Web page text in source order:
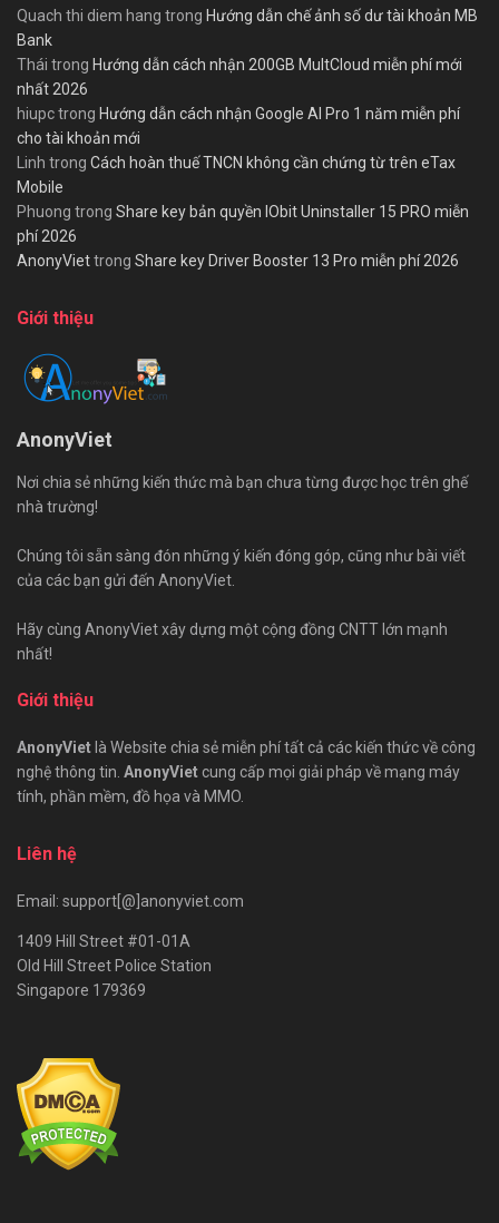
Quach thi diem hang trong Hướng dẫn chế ảnh số dư tài khoản MB
Bank
Thái trong Hướng dẫn cách nhận 200GB MultCloud miễn phí mới
nhất 2026
hiupctrong Hướng dẫn cách nhận Google AI Pro 1 năm miễn phí
cho tài khoản mới
Linh trong Cách hoàn thuế TNCN không cần chứng từ trên eTax
Mobile
Phuong trong Share key bản quyền IObit Uninstaller 15 PRO miễn
phí 2026
AnonyViettrong Share key Driver Booster 13 Pro miễn phí 2026
Giới thiệu
AnonyViet
Nơi chia sẻ những kiến thức mà bạn chưa từng được học trên ghế
nhà trường!
Chúng tôi sẵn sàng đón những ý kiến đóng góp, cũng như bài viết
của các bạn gửi đến AnonyViet.
Hãy cùng AnonyViet xây dựng một cộng đồng CNTT lớn mạnh
nhất!
Giới thiệu
AnonyViet là Website chia sẻ miễn phí tất cả các kiến thức về công
nghệ thông tin. AnonyViet cung cấp mọi giải pháp về mạng máy
tính, phần mềm, đồ họa và MMO.
Liên hệ
Email: support[@]anonyviet.com
1409 Hill Street #01-01A
Old Hill Street Police Station
Singapore 179369